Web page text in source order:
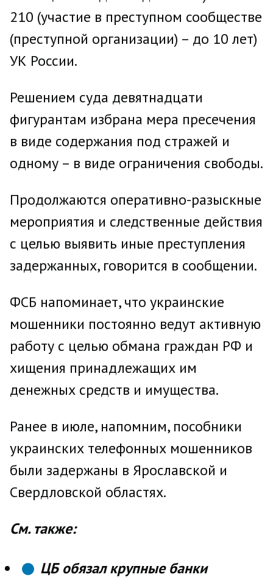
210 (участие в преступном сообществе
(преступной организации) – до 10 лет)
УК России.
Решением суда девятнадцати
фигурантам избрана мера пресечения
в виде содержания под стражей и
одному – в виде ограничения свободы.
Продолжаются оперативно-разыскные
мероприятия и следственные действия
с целью выявить иные преступления
задержанных, говорится в сообщении.
ФСБ напоминает, что украинские
мошенники постоянно ведут активную
работу с целью обмана граждан РФ и
хищения принадлежащих им
денежных средств и имущества.
Ранее в июле, напомним, пособники
украинских телефонных мошенников
были задержаны в Ярославской и
Свердловской областях.
См. также:
ЦБ обязал крупные банки